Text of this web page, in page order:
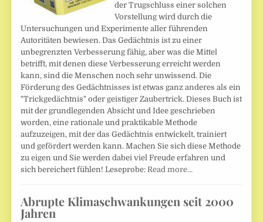
der Trugschluss einer solchen
Vorstellung wird durch die
Untersuchungen und Experimente aller führenden
Autoritäten bewiesen. Das Gedächtnis ist zu einer
unbegrenzten Verbesserung fähig, aber was die Mittel
betrifft, mit denen diese Verbesserung erreicht werden
kann, sind die Menschen noch sehr unwissend. Die
Förderung des Gedächtnisses ist etwas ganz anderes als ein
"Trickgedächtnis" oder geistiger Zaubertrick. Dieses Buch ist
mit der grundlegenden Absicht und Idee geschrieben
worden, eine rationale und praktikable Methode
aufzuzeigen, mit der das Gedächtnis entwickelt, trainiert
und gefördert werden kann. Machen Sie sich diese Methode
zu eigen und Sie werden dabei viel Freude erfahren und
sich bereichert fühlen! Leseprobe:Read more…
Abrupte Klimaschwankungen seit 2000
Jahren